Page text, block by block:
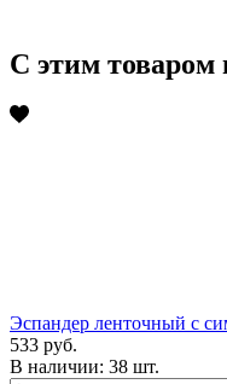
С этим товаром
Эспандер ленточный с
533 руб.
В наличии: 38 шт.